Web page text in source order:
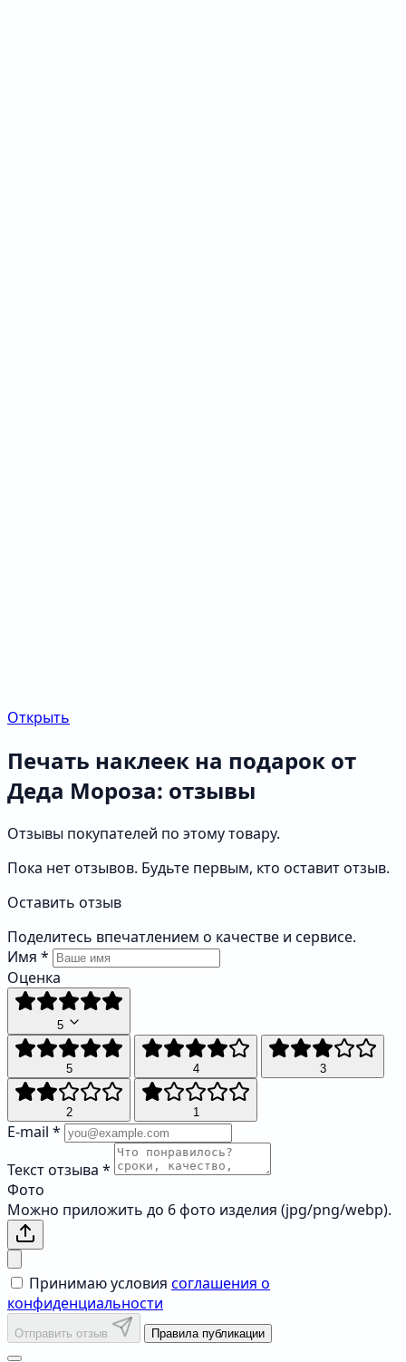
Открыть
Печать наклеек на подарок от
Деда Мороза: отзывы
Отзывы покупателей по этому товару.
Пока нет отзывов. Будьте первым, кто оставит отзыв.
Оставить отзыв
Поделитесь впечатлением о качестве и сервисе.
Имя *
Оценка
5
5 4 3
2 1
E-mail *
Текст отзыва *
Фото
Можно приложить до 6 фото изделия (jpg/png/webp).
Принимаю условия соглашения о
конфиденциальности
Отправить отзыв Правила публикации